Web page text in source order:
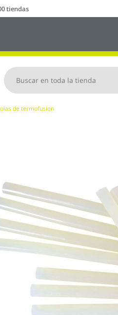
tiendas
de termofusion